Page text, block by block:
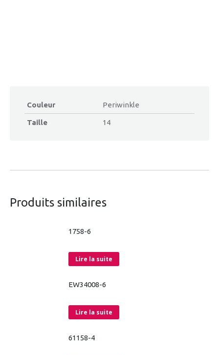
Couleur Periwinkle
Taille 14
Produits similaires
1758-6
Lire la suite
EW34008-6
Lire la suite
61158-4